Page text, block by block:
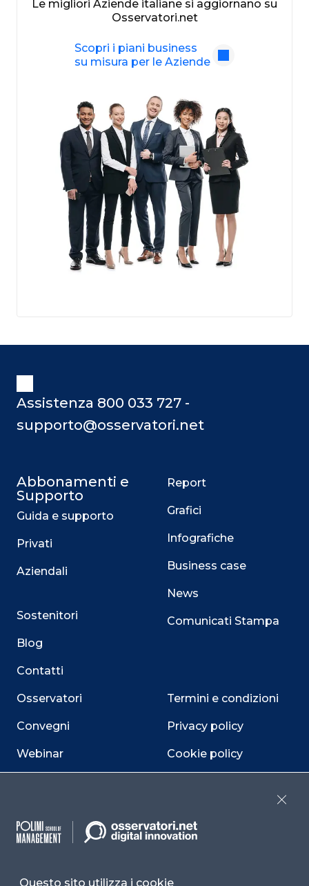
Le migliori Aziende italiane si aggiornano su
Osservatori.net
Scopri i piani business
su misura per le Aziende
Assistenza 800 033 727 -
supporto@osservatori.net
Abbonamenti e
Supporto
Guida e supporto
Privati
Aziendali
Sostenitori
Blog
Contatti
Osservatori
Convegni
Webinar
Report
Grafici
Infografiche
Business case
News
Comunicati Stampa
Termini e condizioni
Privacy policy
Cookie policy
accessibilità
Questo sito utilizza i cookie